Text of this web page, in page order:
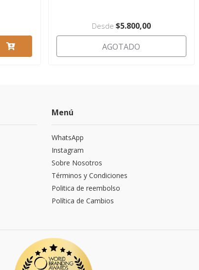
Desde $5.800,00
AGOTADO
Menú
WhatsApp
Instagram
Sobre Nosotros
Términos y Condiciones
Politica de reembolso
Política de Cambios